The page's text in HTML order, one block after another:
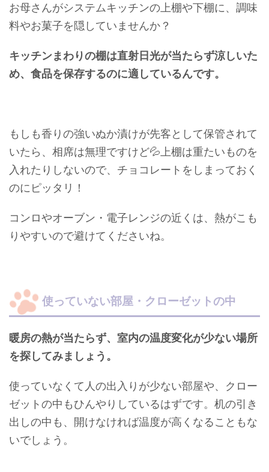
お母さんがシステムキッチンの上棚や下棚に、調味
料やお菓子を隠していませんか？
キッチンまわりの棚は直射日光が当たらず涼しいた
め、食品を保存するのに適しているんです。
もしも香りの強いぬか漬けが先客として保管されて
いたら、相席は無理ですけど💦上棚は重たいものを
入れたりしないので、チョコレートをしまっておく
のにピッタリ！
コンロやオーブン・電子レンジの近くは、熱がこも
りやすいので避けてくださいね。
使っていない部屋・クローゼットの中
暖房の熱が当たらず、室内の温度変化が少ない場所
を探してみましょう。
使っていなくて人の出入りが少ない部屋や、クロー
ゼットの中もひんやりしているはずです。机の引き
出しの中も、開けなければ温度が高くなることもな
いでしょう。